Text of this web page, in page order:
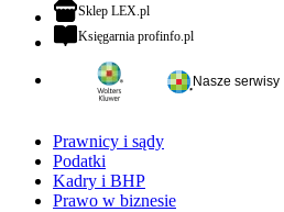
Sklep LEX.plotwiera się w nowej karcie
Księgarnia profinfo.plotwiera się w
Nasze serwisy
Prawnicy i sądy
Podatki
Kadry i BHP
Prawo w biznesie